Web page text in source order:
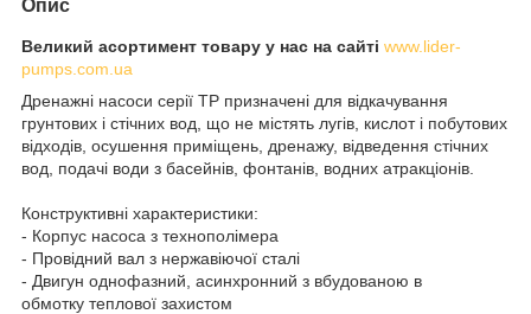
Опис
Великий асортимент товару у нас на сайті www.lider-
pumps.com.ua
Дренажні насоси серії TP призначені для відкачування
грунтових і стічних вод, що не містять лугів, кислот і побутових
відходів, осушення приміщень, дренажу, відведення стічних
вод, подачі води з басейнів, фонтанів, водних атракціонів.
Конструктивні характеристики:
- Корпус насоса з технополімера
- Провідний вал з нержавіючої сталі
- Двигун однофазний, асинхронний з вбудованою в
обмотку теплової захистом